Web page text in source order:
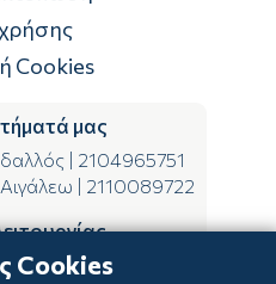
Cookies
μας
2104965751
2110089722
15:00
Cookies